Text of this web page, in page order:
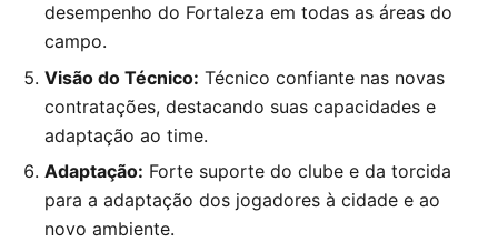
desempenho do Fortaleza em todas as áreas do
campo.
Visão do Técnico: Técnico confiante nas novas
contratações, destacando suas capacidades e
adaptação ao time.
Adaptação: Forte suporte do clube e da torcida
para a adaptação dos jogadores à cidade e ao
novo ambiente.